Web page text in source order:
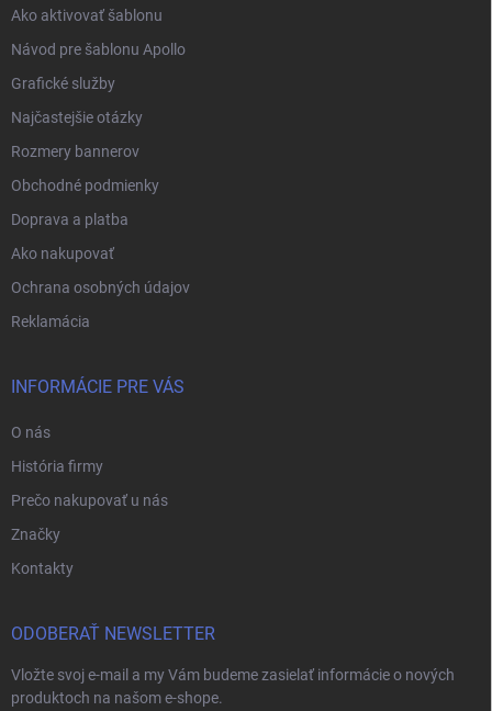
Ako aktivovať šablonu
Návod pre šablonu Apollo
Grafické služby
Najčastejšie otázky
Rozmery bannerov
Obchodné podmienky
Doprava a platba
Ako nakupovať
Ochrana osobných údajov
Reklamácia
INFORMÁCIE PRE VÁS
O nás
História firmy
Prečo nakupovať u nás
Značky
Kontakty
ODOBERAŤ NEWSLETTER
Vložte svoj e-mail a my Vám budeme zasielať informácie o nových
produktoch na našom e-shope.